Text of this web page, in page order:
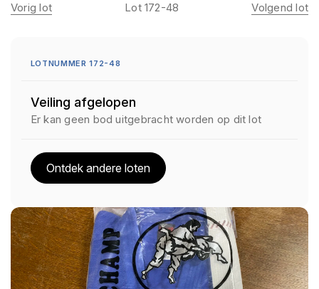
Vorig lot Lot 172-48 Volgend lot
LOTNUMMER 172-48
Veiling afgelopen
Er kan geen bod uitgebracht worden op dit lot
Ontdek andere loten